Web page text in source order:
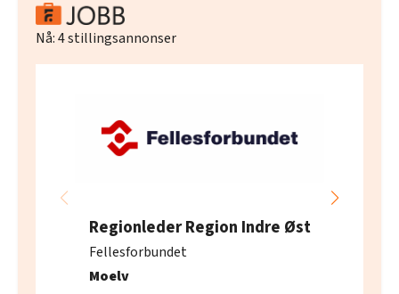
Nå:4stillingsannonser
Regionleder Region Indre Øst
Fellesforbundet
Moelv